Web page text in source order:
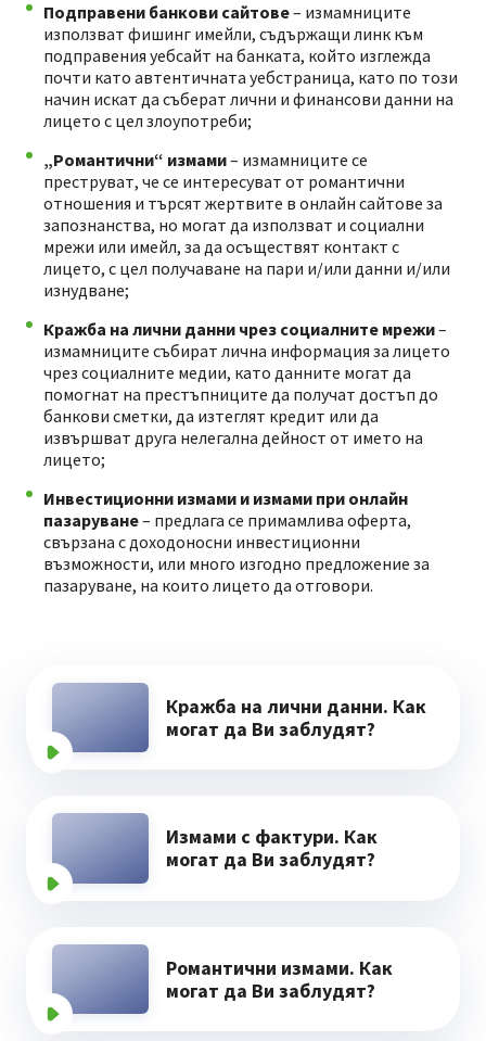
Подправени банкови сайтове– измамниците
използват фишинг имейли, съдържащи линк към
подправения уебсайт на банката, който изглежда
почти като автентичната уебстраница, като по този
начин искат да съберат лични и финансови данни на
лицето с цел злоупотреби;
„Романтични“ измами– измамниците се
преструват, че се интересуват от романтични
отношения и търсят жертвите в онлайн сайтове за
запознанства, но могат да използват и социални
мрежи или имейл, за да осъществят контакт с
лицето, с цел получаване на пари и/или данни и/или
изнудване;
Кражба на лични данни чрез социалните мрежи–
измамниците събират лична информация за лицето
чрез социалните медии, като данните могат да
помогнат на престъпниците да получат достъп до
банкови сметки, да изтеглят кредит или да
извършват друга нелегална дейност от името на
лицето;
Инвестиционни измами и измами при онлайн
пазаруване– предлага се примамлива оферта,
свързана с доходоносни инвестиционни
възможности, или много изгодно предложение за
пазаруване, на които лицето да отговори.
Кражба на лични данни. Как
могат да Ви заблудят?
Измами с фактури. Как
могат да Ви заблудят?
Романтични измами. Как
могат да Ви заблудят?